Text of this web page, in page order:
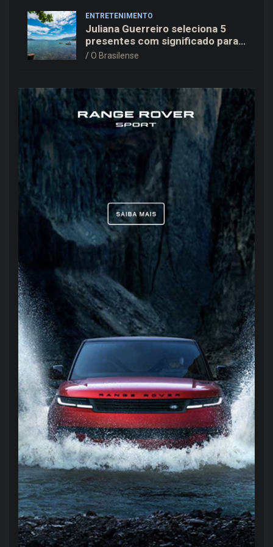
ENTRETENIMENTO
Juliana Guerreiro seleciona 5
presentes com significado para
o Dia dos Pais
O Brasilense